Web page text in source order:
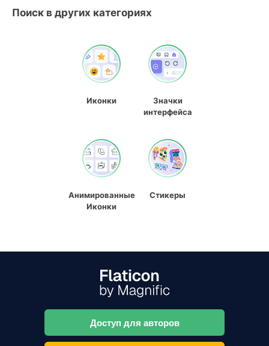
Поиск в других категориях
Иконки
Значки
интерфейса
Анимированные
Иконки
Стикеры
Доступ для авторов